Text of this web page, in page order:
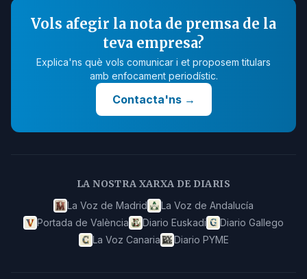
Vols afegir la nota de premsa de la
teva empresa?
Explica'ns què vols comunicar i et proposem titulars
amb enfocament periodístic.
Contacta'ns→
LA NOSTRA XARXA DE DIARIS
La Voz de Madrid
La Voz de Andalucía
Portada de València
Diario Euskadi
Diario Gallego
La Voz Canaria
Diario PYME